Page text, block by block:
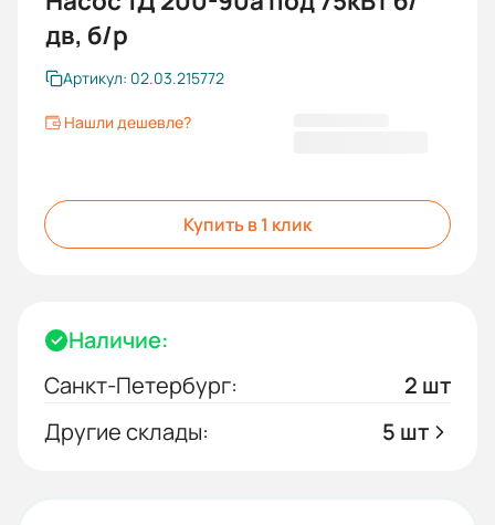
дв, б/р
Артикул: 02.03.215772
Нашли дешевле?
Купить в 1 клик
Наличие:
Санкт-Петербург:
2 шт
Другие склады:
5 шт